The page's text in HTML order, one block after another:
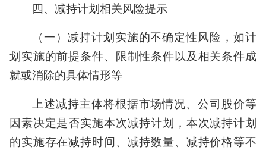
四、减持计划相关风险提示
（一）减持计划实施的不确定性风险，如计
划实施的前提条件、限制性条件以及相关条件成
就或消除的具体情形等
上述减持主体将根据市场情况、公司股价等
因素决定是否实施本次减持计划，本次减持计划
的实施存在减持时间、减持数量、减持价格等不